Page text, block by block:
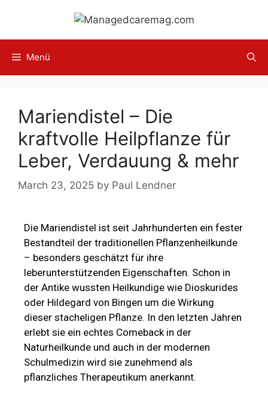
Menü
Mariendistel – Die
kraftvolle Heilpflanze für
Leber, Verdauung & mehr
March 23, 2025 by Paul Lendner
Die Mariendistel ist seit Jahrhunderten ein fester
Bestandteil der traditionellen Pflanzenheilkunde
– besonders geschätzt für ihre
leberunterstützenden Eigenschaften. Schon in
der Antike wussten Heilkundige wie Dioskurides
oder Hildegard von Bingen um die Wirkung
dieser stacheligen Pflanze. In den letzten Jahren
erlebt sie ein echtes Comeback in der
Naturheilkunde und auch in der modernen
Schulmedizin wird sie zunehmend als
pflanzliches Therapeutikum anerkannt.